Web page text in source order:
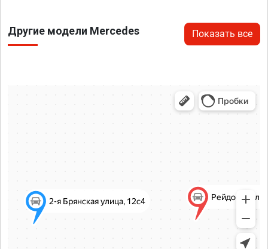
Другие модели Mercedes Показать все